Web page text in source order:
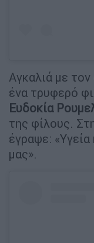
Αγκαλιά με
ένα τρυφερό
Ευδοκία
της φίλους.
έγραψε:
μας».